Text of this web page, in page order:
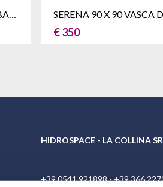
EMANUELA 170 X 80 VASCA DA BAGNO BOX DOCCIA DX/SX
€ 350
HIDROSPACE - LA COLLINA
+39 0541 921898-+39 366